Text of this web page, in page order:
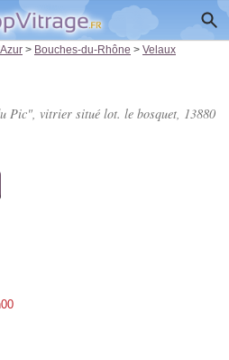
> Bouches-du-Rhône > Velaux
Pic", vitrier situé lot. le bosquet, 13880